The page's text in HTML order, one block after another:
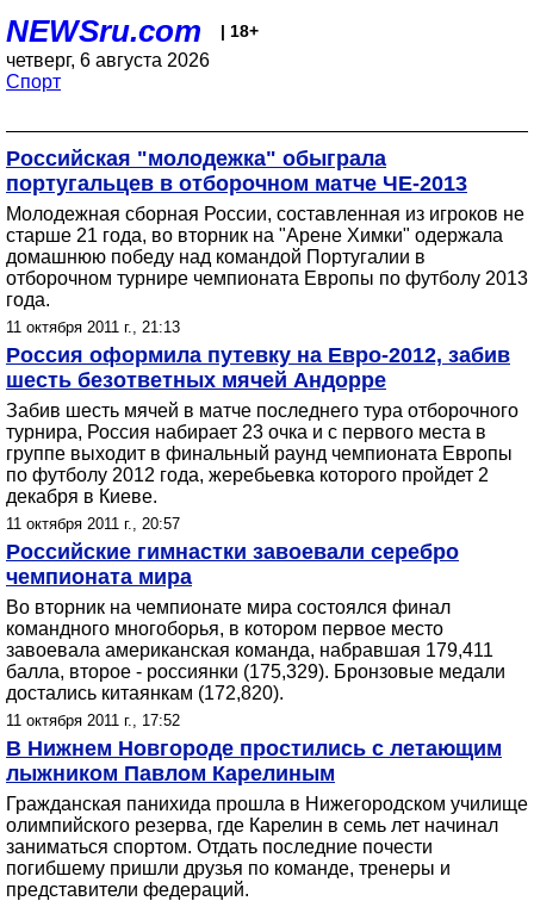
NEWSru.com | 18+
четверг, 6 августа 2026
Спорт
Российская "молодежка" обыграла
португальцев в отборочном матче ЧЕ-2013
Молодежная сборная России, составленная из игроков не
старше 21 года, во вторник на "Арене Химки" одержала
домашнюю победу над командой Португалии в
отборочном турнире чемпионата Европы по футболу 2013
года.
11 октября 2011 г., 21:13
Россия оформила путевку на Евро-2012, забив
шесть безответных мячей Андорре
Забив шесть мячей в матче последнего тура отборочного
турнира, Россия набирает 23 очка и с первого места в
группе выходит в финальный раунд чемпионата Европы
по футболу 2012 года, жеребьевка которого пройдет 2
декабря в Киеве.
11 октября 2011 г., 20:57
Российские гимнастки завоевали серебро
чемпионата мира
Во вторник на чемпионате мира состоялся финал
командного многоборья, в котором первое место
завоевала американская команда, набравшая 179,411
балла, второе - россиянки (175,329). Бронзовые медали
достались китаянкам (172,820).
11 октября 2011 г., 17:52
В Нижнем Новгороде простились с летающим
лыжником Павлом Карелиным
Гражданская панихида прошла в Нижегородском училище
олимпийского резерва, где Карелин в семь лет начинал
заниматься спортом. Отдать последние почести
погибшему пришли друзья по команде, тренеры и
представители федераций.